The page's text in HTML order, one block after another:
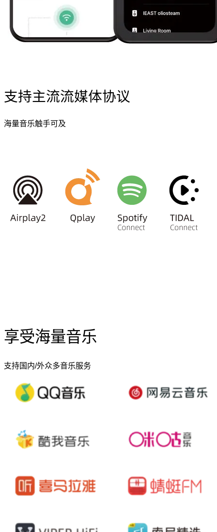
支持主流流媒体协议
海量音乐触手可及
享受海量音乐
支持国内/外众多音乐服务